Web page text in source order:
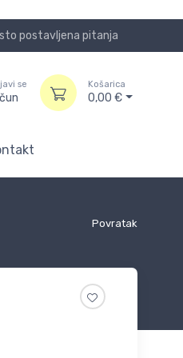
postavljena pitanja
se Košarica
0,00 €
Povratak